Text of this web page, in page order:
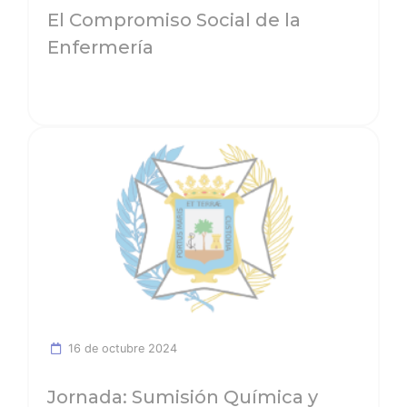
El Compromiso Social de la
Enfermería
16 de octubre 2024
Jornada: Sumisión Química y